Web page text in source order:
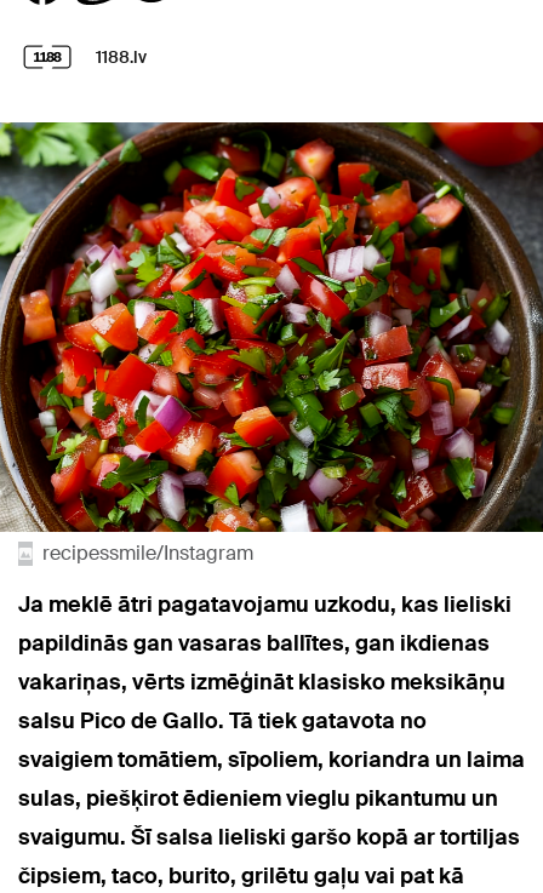
1188.lv
recipessmile/Instagram
Ja meklē ātri pagatavojamu uzkodu, kas lieliski
papildinās gan vasaras ballītes, gan ikdienas
vakariņas, vērts izmēģināt klasisko meksikāņu
salsu Pico de Gallo. Tā tiek gatavota no
svaigiem tomātiem, sīpoliem, koriandra un laima
sulas, piešķirot ēdieniem vieglu pikantumu un
svaigumu. Šī salsa lieliski garšo kopā ar tortiljas
čipsiem, taco, burito, grilētu gaļu vai pat kā